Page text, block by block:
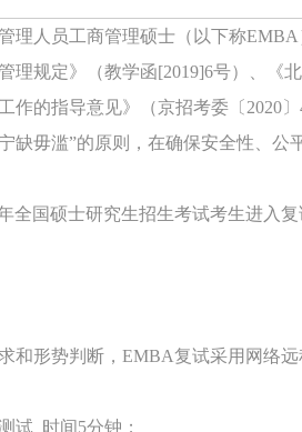
理人员工商管理硕士（以下称
理规定》（教学函[2019]6号）、《
作的指导意见》（京招考委〔2020
缺毋滥”的原则，在确保安全性、公
全国硕士研究生招生考试考生进入
和形势判断，EMBA复试采用网络
试 时间5分钟；